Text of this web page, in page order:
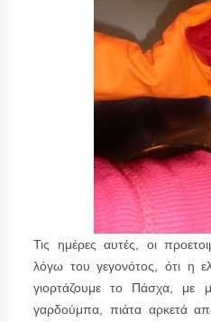
Τις ημέρες αυτές, οι
λόγω του γεγονότος, ότι η
γιορτάζουμε το Πάσχα, με
γαρδούμπα, πιάτα αρκετά